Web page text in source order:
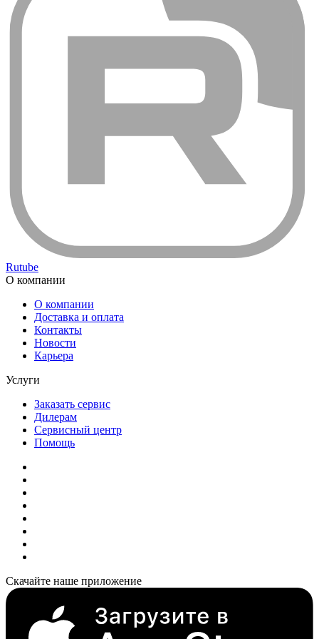
Rutube
О компании
О компании
Доставка и оплата
Контакты
Новости
Карьера
Услуги
Заказать сервис
Дилерам
Сервисный центр
Помощь
Скачайте наше приложение